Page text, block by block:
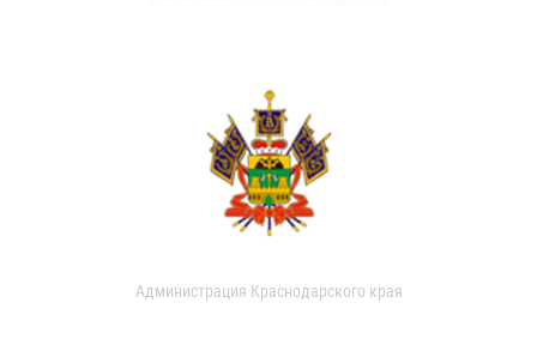
Администрация Краснодарского края